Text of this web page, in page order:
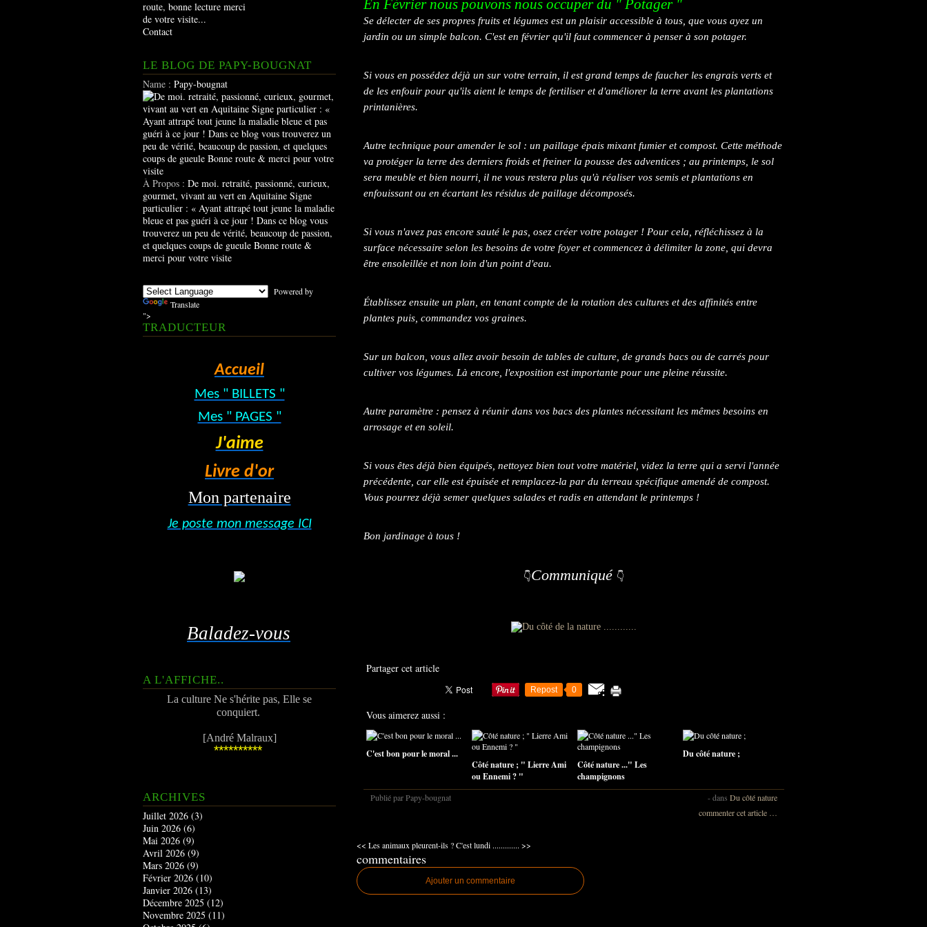
route, bonne lecture merci
de votre visite...
Contact
LE BLOG DE PAPY-BOUGNAT
Name : Papy-bougnat
À Propos : De moi. retraité, passionné, curieux,
gourmet, vivant au vert en Aquitaine Signe
particulier : « Ayant attrapé tout jeune la maladie
bleue et pas guéri à ce jour ! Dans ce blog vous
trouverez un peu de vérité, beaucoup de passion,
et quelques coups de gueule Bonne route &
merci pour votre visite
Powered by
Translate
">
TRADUCTEUR
Accueil
Mes " BILLETS "
Mes " PAGES "
J'aime
Livre d'or
Mon partenaire
Je poste mon message ICI
Baladez-vous
A L'AFFICHE..
La culture Ne s'hérite pas, Elle se
conquiert.
[André Malraux]
**********
ARCHIVES
Juillet 2026 (3)
Juin 2026 (6)
Mai 2026 (9)
Avril 2026 (9)
Mars 2026 (9)
Février 2026 (10)
Janvier 2026 (13)
Décembre 2025 (12)
Novembre 2025 (11)
En Février nous pouvons nous occuper du " Potager "
Se délecter de ses propres fruits et légumes est un plaisir accessible à tous, que vous ayez un
jardin ou un simple balcon. C'est en février qu'il faut commencer à penser à son potager.
Si vous en possédez déjà un sur votre terrain, il est grand temps de faucher les engrais verts et
de les enfouir pour qu'ils aient le temps de fertiliser et d'améliorer la terre avant les plantations
printanières.
Autre technique pour amender le sol : un paillage épais mixant fumier et compost. Cette méthode
va protéger la terre des derniers froids et freiner la pousse des adventices ; au printemps, le sol
sera meuble et bien nourri, il ne vous restera plus qu'à réaliser vos semis et plantations en
enfouissant ou en écartant les résidus de paillage décomposés.
Si vous n'avez pas encore sauté le pas, osez créer votre potager ! Pour cela, réfléchissez à la
surface nécessaire selon les besoins de votre foyer et commencez à délimiter la zone, qui devra
être ensoleillée et non loin d'un point d'eau.
Établissez ensuite un plan, en tenant compte de la rotation des cultures et des affinités entre
plantes puis, commandez vos graines.
Sur un balcon, vous allez avoir besoin de tables de culture, de grands bacs ou de carrés pour
cultiver vos légumes. Là encore, l'exposition est importante pour une pleine réussite.
Autre paramètre : pensez à réunir dans vos bacs des plantes nécessitant les mêmes besoins en
arrosage et en soleil.
Si vous êtes déjà bien équipés, nettoyez bien tout votre matériel, videz la terre qui a servi l'année
précédente, car elle est épuisée et remplacez-la par du terreau spécifique amendé de compost.
Vous pourrez déjà semer quelques salades et radis en attendant le printemps !
Bon jardinage à tous !
👇Communiqué 👇
Partager cet article
Repost 0
Vous aimerez aussi :
C'est bon pour le moral ...
Côté nature ; " Lierre Ami
ou Ennemi ? "
Côté nature ..." Les
champignons
Du côté nature ;
Publié par Papy-bougnat -dans Du côté nature
commenter cet article
<< Les animaux pleurent-ils ?C'est lundi ............. >>
commentaires
Ajouter un commentaire